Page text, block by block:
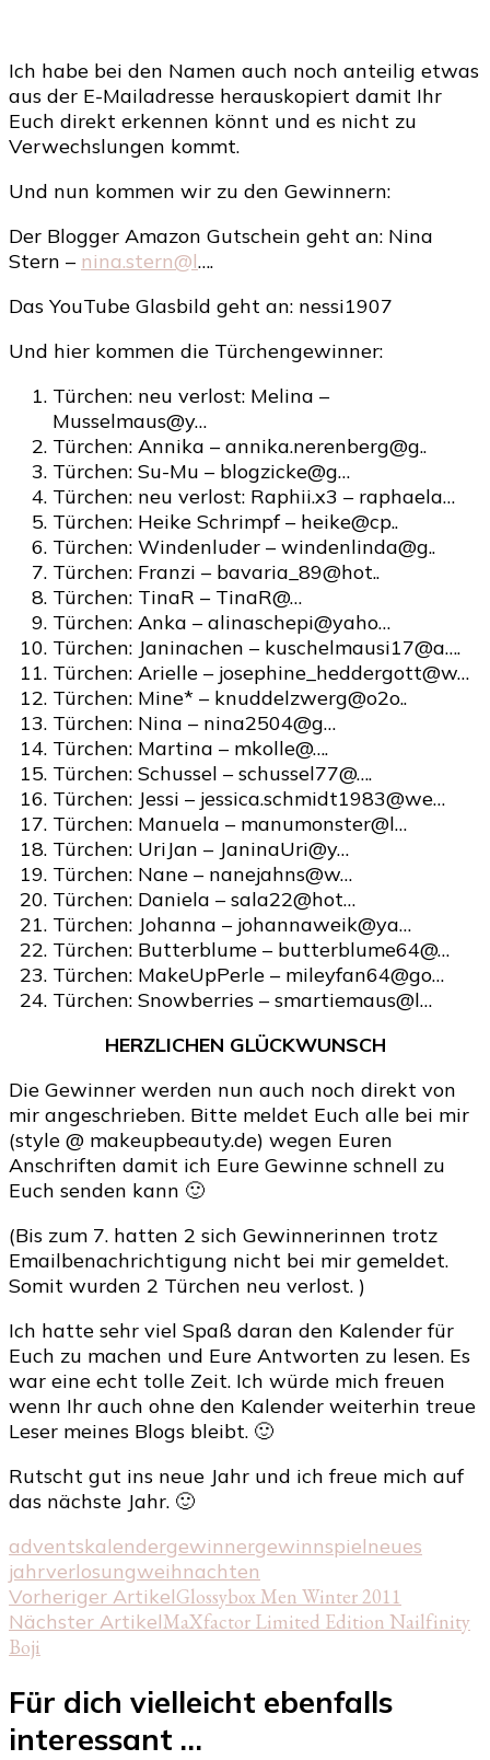
Ich habe bei den Namen auch noch anteilig etwas
aus der E-Mailadresse herauskopiert damit Ihr
Euch direkt erkennen könnt und es nicht zu
Verwechslungen kommt.
Und nun kommen wir zu den Gewinnern:
Der Blogger Amazon Gutschein geht an: Nina
Stern – nina.stern@l….
Das YouTube Glasbild geht an: nessi1907
Und hier kommen die Türchengewinner:
Türchen: neu verlost: Melina –
Musselmaus@y…
Türchen: Annika – annika.nerenberg@g..
Türchen: Su-Mu – blogzicke@g…
Türchen: neu verlost: Raphii.x3 – raphaela…
Türchen: Heike Schrimpf – heike@cp..
Türchen: Windenluder – windenlinda@g..
Türchen: Franzi – bavaria_89@hot..
Türchen: TinaR – TinaR@…
Türchen: Anka – alinaschepi@yaho…
Türchen: Janinachen – kuschelmausi17@a….
Türchen: Arielle – josephine_heddergott@w…
Türchen: Mine* – knuddelzwerg@o2o..
Türchen: Nina – nina2504@g…
Türchen: Martina – mkolle@….
Türchen: Schussel – schussel77@….
Türchen: Jessi – jessica.schmidt1983@we…
Türchen: Manuela – manumonster@l…
Türchen: UriJan – JaninaUri@y…
Türchen: Nane – nanejahns@w…
Türchen: Daniela – sala22@hot…
Türchen: Johanna – johannaweik@ya…
Türchen: Butterblume – butterblume64@…
Türchen: MakeUpPerle – mileyfan64@go…
Türchen: Snowberries – smartiemaus@l…
HERZLICHEN GLÜCKWUNSCH
Die Gewinner werden nun auch noch direkt von
mir angeschrieben. Bitte meldet Euch alle bei mir
(style @ makeupbeauty.de) wegen Euren
Anschriften damit ich Eure Gewinne schnell zu
Euch senden kann 🙂
(Bis zum 7. hatten 2 sich Gewinnerinnen trotz
Emailbenachrichtigung nicht bei mir gemeldet.
Somit wurden 2 Türchen neu verlost. )
Ich hatte sehr viel Spaß daran den Kalender für
Euch zu machen und Eure Antworten zu lesen. Es
war eine echt tolle Zeit. Ich würde mich freuen
wenn Ihr auch ohne den Kalender weiterhin treue
Leser meines Blogs bleibt. 🙂
Rutscht gut ins neue Jahr und ich freue mich auf
das nächste Jahr. 🙂
adventskalendergewinnergewinnspielneues
jahrverlosungweihnachten
Beitragsnavigation
Vorheriger ArtikelGlossybox Men Winter 2011
Nächster ArtikelMaXfactor Limited Edition Nailfinity
Boji
Für dich vielleicht ebenfalls
interessant …